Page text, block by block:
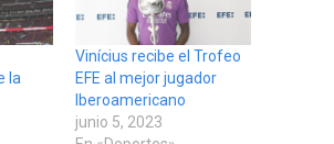
la
Vinícius recibe el Trofeo
EFE al mejor jugador
Iberoamericano
junio 5, 2023